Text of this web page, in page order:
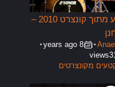
קטע מתוך קונצרט 2010 –
•
8 years ago
•
31
views
מקונצרטים